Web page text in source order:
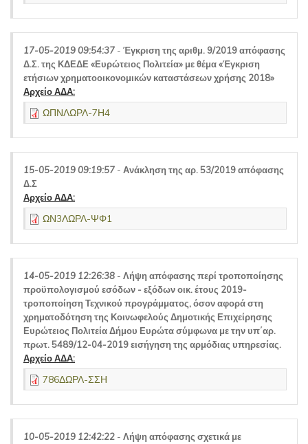
17-05-2019 09:54:37 - Έγκριση της αριθμ. 9/2019 απόφασης
Δ.Σ. της ΚΔΕΔΕ «Ευρώτειος Πολιτεία» με θέμα «Έγκριση
ετήσιων χρηματοοικονομικών καταστάσεων χρήσης 2018»
Αρχείο ΑΔΑ:
ΩΠΝΛΩΡΛ-7Η4
15-05-2019 09:19:57 - Ανάκληση της αρ. 53/2019 απόφασης
Δ.Σ
Αρχείο ΑΔΑ:
ΩΝ3ΛΩΡΛ-ΨΦ1
14-05-2019 12:26:38 - Λήψη απόφασης περί τροποποίησης
προϋπολογισμού εσόδων - εξόδων οικ. έτους 2019-
τροποποίηση Τεχνικού προγράμματος, όσον αφορά στη
χρηματοδότηση της Κοινωφελούς Δημοτικής Επιχείρησης
Ευρώτειος Πολιτεία Δήμου Ευρώτα σύμφωνα με την υπ΄αρ.
πρωτ. 5489/12-04-2019 εισήγηση της αρμόδιας υπηρεσίας.
Αρχείο ΑΔΑ:
786ΔΩΡΛ-ΣΣΗ
10-05-2019 12:42:22 - Λήψη απόφασης σχετικά με